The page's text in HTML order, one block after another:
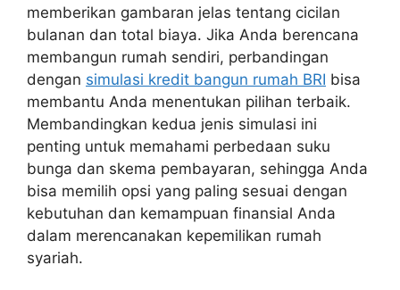
memberikan gambaran jelas tentang cicilan
bulanan dan total biaya. Jika Anda berencana
membangun rumah sendiri, perbandingan
dengan simulasi kredit bangun rumah BRI bisa
membantu Anda menentukan pilihan terbaik.
Membandingkan kedua jenis simulasi ini
penting untuk memahami perbedaan suku
bunga dan skema pembayaran, sehingga Anda
bisa memilih opsi yang paling sesuai dengan
kebutuhan dan kemampuan finansial Anda
dalam merencanakan kepemilikan rumah
syariah.